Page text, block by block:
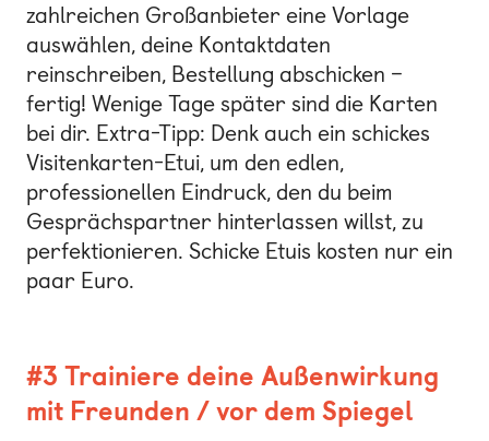
zahlreichen Großanbieter eine Vorlage
auswählen, deine Kontaktdaten
reinschreiben, Bestellung abschicken –
fertig! Wenige Tage später sind die Karten
bei dir. Extra-Tipp: Denk auch ein schickes
Visitenkarten-Etui, um den edlen,
professionellen Eindruck, den du beim
Gesprächspartner hinterlassen willst, zu
perfektionieren. Schicke Etuis kosten nur ein
paar Euro.
#3 Trainiere deine Außenwirkung
mit Freunden / vor dem Spiegel